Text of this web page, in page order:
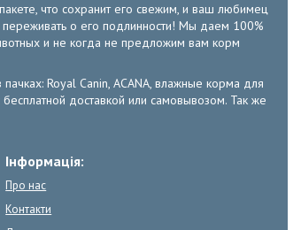
что сохранит его свежим, и ваш любимец
переживать о его подлинности! Мы даем 100%
и не когда не предложим вам корм
Royal Canin, ACANA, влажные корма для
доставкой или самовывозом. Так же
Інформація:
Про нас
Контакти